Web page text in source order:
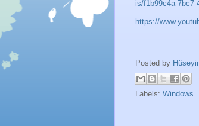
is/f1b99c4a-7bc7-
https://
Posted by
Labels: Windows